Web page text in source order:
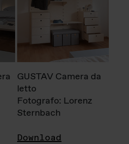
GUSTAV Camera da
letto
Fotografo: Lorenz
Sternbach
Download